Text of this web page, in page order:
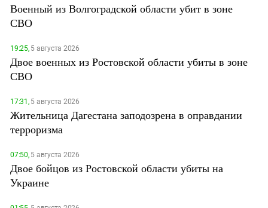
Военный из Волгоградской области убит в зоне
СВО
19:25,5 августа 2026
Двое военных из Ростовской области убиты в зоне
СВО
17:31,5 августа 2026
Жительница Дагестана заподозрена в оправдании
терроризма
07:50,5 августа 2026
Двое бойцов из Ростовской области убиты на
Украине